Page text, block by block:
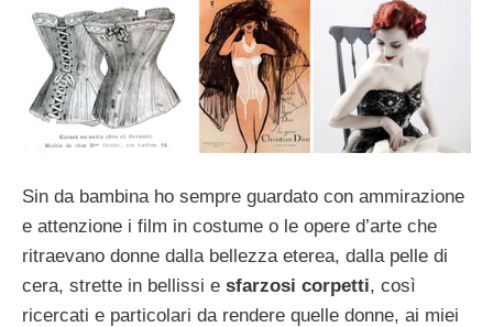
Sin da bambina ho sempre guardato con ammirazione
e attenzione i film in costume o le opere d’arte che
ritraevano donne dalla bellezza eterea, dalla pelle di
cera, strette in bellissi e sfarzosi corpetti, così
ricercati e particolari da rendere quelle donne, ai miei